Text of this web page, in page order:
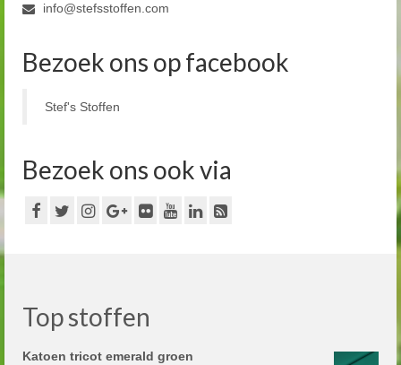
info@stefsstoffen.com
Bezoek ons op facebook
Stef's Stoffen
Bezoek ons ook via
Top stoffen
Katoen tricot emerald groen